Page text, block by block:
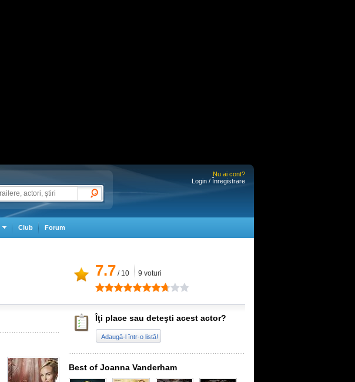
Nu ai cont?
Login / Înregistrare
Club Forum
7.7 / 10 9 voturi
Îţi place sau deteşti acest actor?
Adaugă-l într-o listă!
Best of Joanna Vanderham